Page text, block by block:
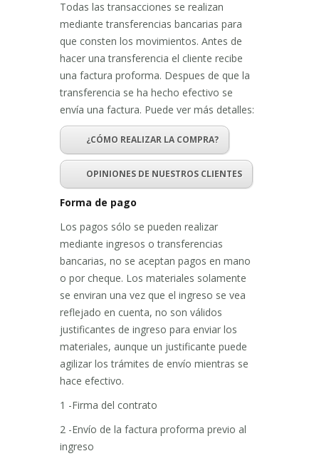
Todas las transacciones se realizan
mediante transferencias bancarias para
que consten los movimientos. Antes de
hacer una transferencia el cliente recibe
una factura proforma. Despues de que la
transferencia se ha hecho efectivo se
envía una factura. Puede ver más detalles:
¿CÓMO REALIZAR LA COMPRA?
OPINIONES DE NUESTROS CLIENTES
Forma de pago
Los pagos sólo se pueden realizar
mediante ingresos o transferencias
bancarias, no se aceptan pagos en mano
o por cheque. Los materiales solamente
se enviran una vez que el ingreso se vea
reflejado en cuenta, no son válidos
justificantes de ingreso para enviar los
materiales, aunque un justificante puede
agilizar los trámites de envío mientras se
hace efectivo.
1 -Firma del contrato
2 -Envío de la factura proforma previo al
ingreso